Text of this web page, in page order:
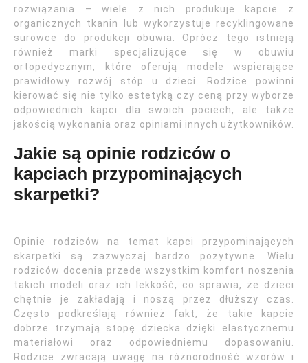
rozwiązania – wiele z nich produkuje kapcie z
organicznych tkanin lub wykorzystuje recyklingowane
surowce do produkcji obuwia. Oprócz tego istnieją
również marki specjalizujące się w obuwiu
ortopedycznym, które oferują modele wspierające
prawidłowy rozwój stóp u dzieci. Rodzice powinni
kierować się nie tylko estetyką czy ceną przy wyborze
odpowiednich kapci dla swoich pociech, ale także
jakością wykonania oraz opiniami innych użytkowników.
Jakie są opinie rodziców o
kapciach przypominających
skarpetki?
Opinie rodziców na temat kapci przypominających
skarpetki są zazwyczaj bardzo pozytywne. Wielu
rodziców docenia przede wszystkim komfort noszenia
takich modeli oraz ich lekkość, co sprawia, że dzieci
chętnie je zakładają i noszą przez dłuższy czas.
Często podkreślają również fakt, że takie kapcie
dobrze trzymają stopę dziecka dzięki elastycznemu
materiałowi oraz odpowiedniemu dopasowaniu.
Rodzice zwracają uwagę na różnorodność wzorów i